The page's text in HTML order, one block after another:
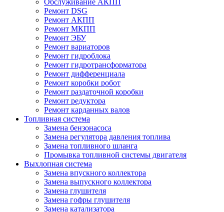
Ремонт DSG
Ремонт АКПП
Ремонт МКПП
Ремонт ЭБУ
Ремонт вариаторов
Ремонт гидроблока
Ремонт гидротрансформатора
Ремонт дифференциала
Ремонт коробки робот
Ремонт раздаточной коробки
Ремонт редуктора
Ремонт карданных валов
Топливная система
Замена бензонасоса
Замена регулятора давления топлива
Замена топливного шланга
Промывка топливной системы двигателя
Выхлопная система
Замена впускного коллектора
Замена выпускного коллектора
Замена глушителя
Замена гофры глушителя
Замена катализатора